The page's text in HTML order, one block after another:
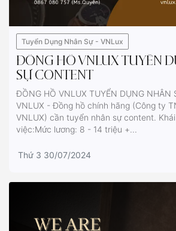
Tuyển Dụng Nhân Sự - VNLux
ĐỒNG HỒ VNLUX TUYỂN
SỰ CONTENT
ĐỒNG HỒ VNLUX TUYỂN DỤNG NHÂN
VNLUX - Đồng hồ chính hãng (Công ty
VNLUX) cần tuyển nhân sự content.
việc:Mức lương: 8 - 14 triệu +...
Thứ 3 30/07/2024